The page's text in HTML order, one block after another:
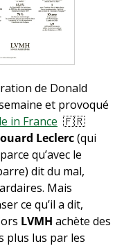
de Donald
et provoqué
in France 🇫🇷
Leclerc (qui
qu’avec le
dit du mal,
Mais
ce qu’il a dit,
LVMH achète des
plus lus par les